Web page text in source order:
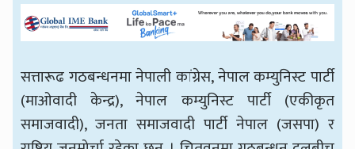
सत्तारूढ गठबन्धनमा नेपाली कांग्रेस, नेपाल कम्युनिस्ट पार्टी
(माओवादी केन्द्र), नेपाल कम्युनिस्ट पार्टी (एकीकृत
समाजवादी), जनता समाजवादी पार्टी नेपाल (जसपा) र